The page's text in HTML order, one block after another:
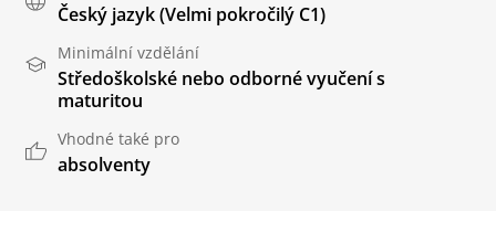
Český jazyk(Velmi pokročilý C1)
Minimální vzdělání
Středoškolské nebo odborné vyučení s
maturitou
Vhodné také pro
absolventy